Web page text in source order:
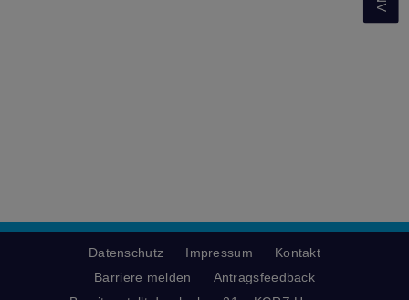
Datenschutz Impressum
Kontakt
Barriere melden
Antragsfeedback